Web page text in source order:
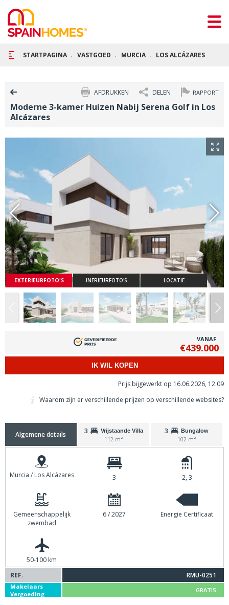
STARTPAGINA VASTGOED MURCIA LOS ALCÁZARES
RAPPORT
DELEN
AFDRUKKEN
Moderne 3-kamer Huizen Nabij Serena Golf in Los
Alcázares
EXTERIEURFOTO'S INERIEURFOTO'S LOCATIE
VANAF
€439.000
IK WIL KOPEN
Prijs bijgewerkt op 16.06.2026, 12.09
Waarom zijn er verschillende prijzen op verschillende websites?
Algemene details 3 Vrijstaande Villa
112 m²
3 Bungalow
102 m²
Murcia / Los Alcázares 3 2, 3
Gemeenschappelijk
zwembad
6 / 2027 Energie Certificaat
50-100 km
REF.
RMU-0251
Makelaars
Vergoeding
GRATIS